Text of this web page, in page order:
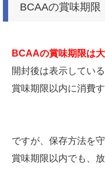
BCAAの賞味期限
BCAAの賞味期限は
開封後は表示してい
賞味期限以内に消費
ですが、保存方法を
賞味期限以内でも、